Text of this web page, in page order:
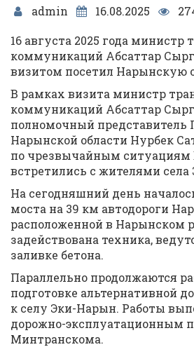
admin 16.08.2025
16 августа 2025 года министр
коммуникаций Абсаттар
визитом посетил Нарынскую
В рамках визита министр
коммуникаций Абсаттар
полномочный представитель
Нарынской области Нурбек
по чрезвычайным ситуациям
встретились с жителями
На сегодняшний день
моста на 39 км автодороги
расположенной в Нарынском
задействована техника,
заливке бетона.
Параллельно продолжаются
подготовке альтернативной
к селу Эки-Нарын. Работы
дорожно-эксплуатационным
Минтранскома.